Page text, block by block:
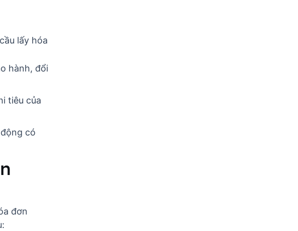
lấy hóa
hành, đổi
tiêu của
có
đơn